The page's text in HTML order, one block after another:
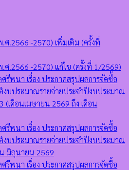
.2566 -2570) เพิ่มเติม (ครั้งที่
.2566 -2570) แก้ไข (ครั้งที่ 1/2569)
รีพนา เรื่อง ประกาศสรุปผลการจัดซื้อ
บประมาณรายจ่ายประจำปีงบประมาณ
(เดือนเมษายน 2569 ถึง เดือน
รีพนา เรื่อง ประกาศสรุปผลการจัดซื้อ
บประมาณรายจ่ายประจำปีงบประมาณ
มิถุนายน 2569
รีพนา เรื่อง ประกาศสรุปผลการจัดซื้อ